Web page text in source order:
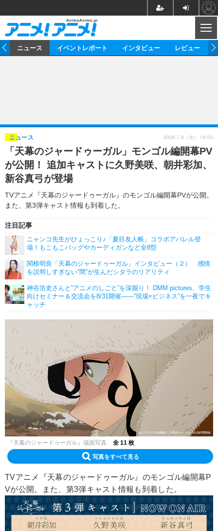
ゲーム グッズ
イベント 海外
海外イベント ビジネス
俳優・タレント アーティスト
ビジネス
アニメ 実写
書評 イベント
ゲーム 座談会
動画
アニメ
アニメ！アニメ！TV ABEMA Cafe
連載・コラム
ニュース イベントレポート インタビュー レビュー
「天幕のジャードゥーガル」モンゴル編開幕PV
が公開！ 追加キャストに久野美咲、朝井彩加、
新谷真弓が登場
TVアニメ『天幕のジャードゥーガル』のモンゴル編開幕PVが公開。
また、第3弾キャスト情報も到着した。
ニュース
注目記事
ニャンコ先生がひょっこり♪「夏目友人帳」コラボアパレル登
場！もこもこバッグやカーディガンなど全8型
関根明良「天幕のジャードゥーガル」インタビュー（２） 感情
を説明しすぎない“間”が生んだシタラのリアリティ
神谷浩史さんと“アニメのしごと”を深掘り！ DMM pictures、学生
向けセミナー＆交流会を8/31開催――“現場×ビジネス”を一夜でキ
ャッチ
2026.7.8（水） 18:00
『天幕のジャードゥーガル』場面写真 全 11 枚
写真をすべて見る
TVアニメ『天幕のジャードゥーガル』のモンゴル編開幕P
Vが公開。また、第3弾キャスト情報も到着した。